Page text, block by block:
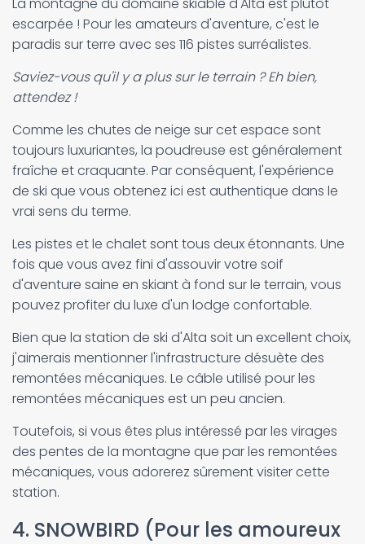
escarpée ! Pour les amateurs d'aventure, c'est le
paradis sur terre avec ses 116 pistes surréalistes.
Saviez-vous qu'il y a plus sur le terrain ? Eh bien,
attendez !
Comme les chutes de neige sur cet espace sont
toujours luxuriantes, la poudreuse est généralement
fraîche et craquante. Par conséquent, l'expérience
de ski que vous obtenez ici est authentique dans le
vrai sens du terme.
Les pistes et le chalet sont tous deux étonnants. Une
fois que vous avez fini d'assouvir votre soif
d'aventure saine en skiant à fond sur le terrain, vous
pouvez profiter du luxe d'un lodge confortable.
Bien que la station de ski d'Alta soit un excellent choix,
j'aimerais mentionner l'infrastructure désuète des
remontées mécaniques. Le câble utilisé pour les
remontées mécaniques est un peu ancien.
Toutefois, si vous êtes plus intéressé par les virages
des pentes de la montagne que par les remontées
mécaniques, vous adorerez sûrement visiter cette
station.
4. SNOWBIRD (Pour les amoureux